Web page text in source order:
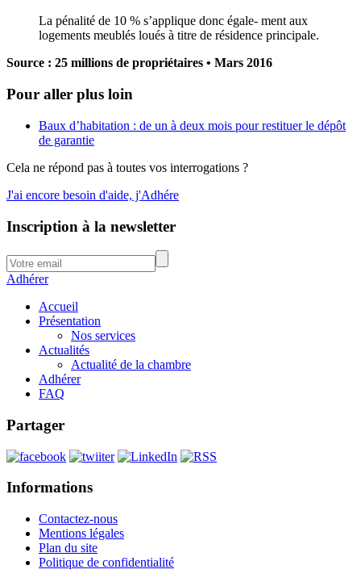
La pénalité de 10 % s’applique donc égale- ment aux
logements meublés loués à titre de résidence principale.
Source : 25 millions de propriétaires • Mars 2016
Pour aller plus loin
Baux d’habitation : de un à deux mois pour restituer le dépôt
de garantie
Cela ne répond pas à toutes vos interrogations ?
J'ai encore besoin d'aide, j'Adhére
Inscription à la newsletter
Adhérer
Accueil
Présentation
Nos services
Actualités
Actualité de la chambre
Adhérer
FAQ
Partager
Informations
Contactez-nous
Mentions légales
Plan du site
Politique de confidentialité